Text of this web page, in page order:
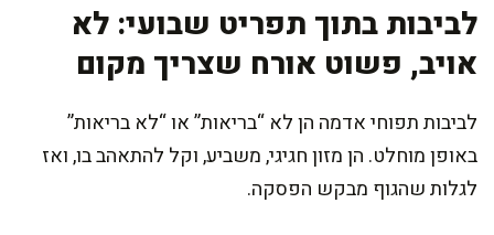
לביבות בתוך תפריט שבועי: לא
אויב, פשוט אורח שצריך מקום
לביבות תפוחי אדמה הן לא “בריאות” או “לא בריאות”
באופן מוחלט. הן מזון חגיגי, משביע, וקל להתאהב בו, ואז
לגלות שהגוף מבקש הפסקה.